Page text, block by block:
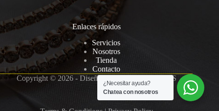
Enlaces rápidos
Servicios
Nosotros
Tienda
Contacto
Copyright © 2026 - Diseño Web
RolandSpain SAS
¿Necesitar ayuda?
Chatea con nosotros